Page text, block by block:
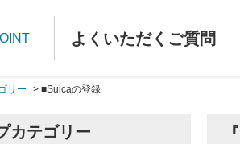
よくいただくご質問
リー > ■Suicaの登録
カテゴリー